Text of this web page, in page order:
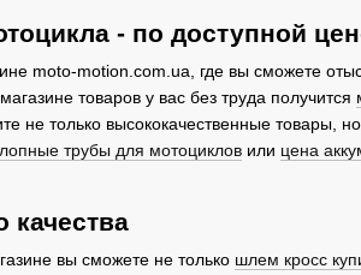
- по доступной
moto-motion.com.ua, где вы сможете
товаров у вас без труда получится
не только высококачественные товары,
трубы для мотоциклов или цена
качества
вы сможете не только шлем кросс